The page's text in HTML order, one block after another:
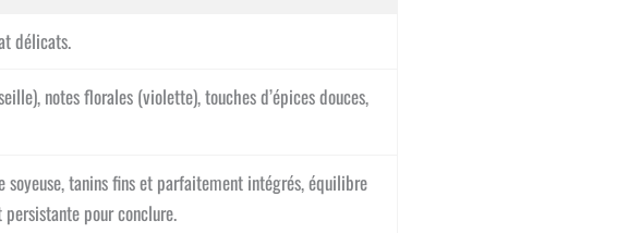
délicats.
notes florales (violette), touches d’épices douces,
soyeuse, tanins fins et parfaitement intégrés, équilibre
pour conclure.